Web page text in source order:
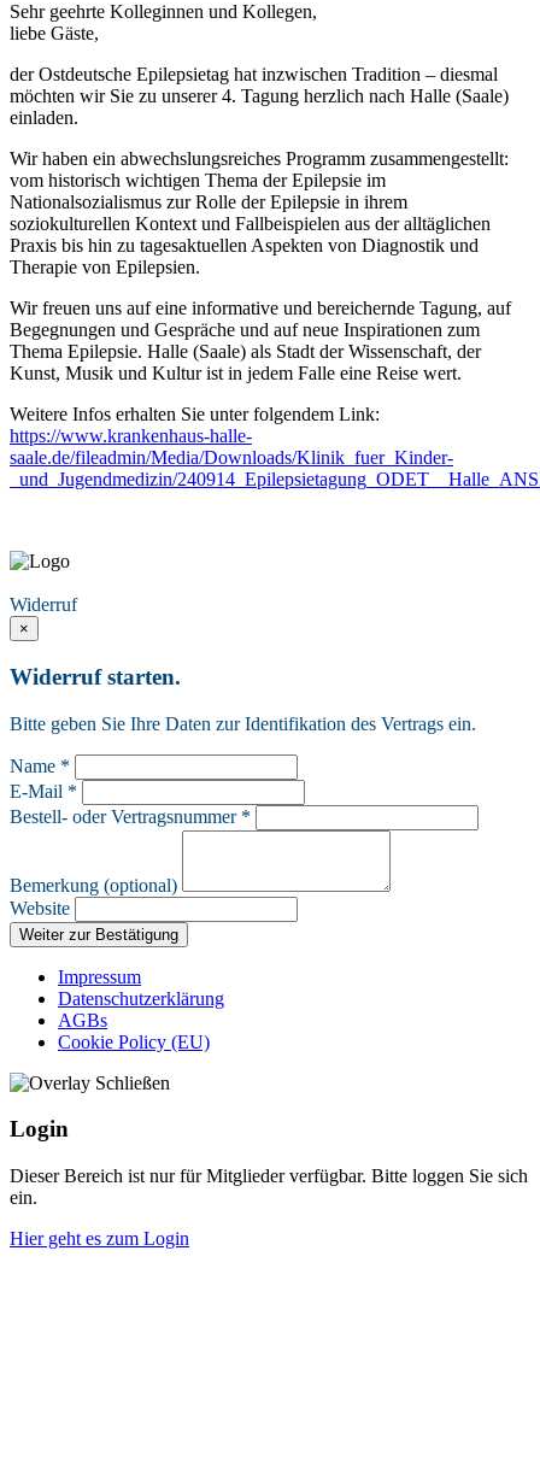
Sehr geehrte Kolleginnen und Kollegen,
liebe Gäste,
der Ostdeutsche Epilepsietag hat inzwischen Tradition – diesmal
möchten wir Sie zu unserer 4. Tagung herzlich nach Halle (Saale)
einladen.
Wir haben ein abwechslungsreiches Programm zusammengestellt:
vom historisch wichtigen Thema der Epilepsie im
Nationalsozialismus zur Rolle der Epilepsie in ihrem
soziokulturellen Kontext und Fallbeispielen aus der alltäglichen
Praxis bis hin zu tagesaktuellen Aspekten von Diagnostik und
Therapie von Epilepsien.
Wir freuen uns auf eine informative und bereichernde Tagung, auf
Begegnungen und Gespräche und auf neue Inspirationen zum
Thema Epilepsie. Halle (Saale) als Stadt der Wissenschaft, der
Kunst, Musik und Kultur ist in jedem Falle eine Reise wert.
Weitere Infos erhalten Sie unter folgendem Link:
https://www.krankenhaus-halle-
saale.de/fileadmin/Media/Downloads/Klinik_fuer_Kinder-
_und_Jugendmedizin/
Widerruf
×
Widerruf starten.
Bitte geben Sie Ihre Daten zur Identifikation des Vertrags ein.
Name *
E-Mail *
Bestell- oder Vertragsnummer *
Bemerkung (optional)
Website
Weiter zur Bestätigung
Impressum
Datenschutzerklärung
AGBs
Cookie Policy (EU)
Login
Dieser Bereich ist nur für Mitglieder verfügbar. Bitte loggen Sie sich
ein.
Hier geht es zum Login